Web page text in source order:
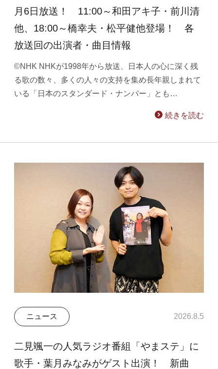
月6日放送！ 11:00～和田アキ子・前川清
他、18:00～橋幸夫・松平健他登場！ 各
放送回の出演者・曲目情報
©NHK NHKが1998年から放送、日本人の心に深く残
る歌の数々、多くの人々の支持を集め長年親しまれて
いる「日本のスタンダード・ナンバー」とも…
続きを読む
ニュース 2026.8.5
二見颯一の人気ラジオ番組「やまステ」に
歌手・葉月みなみがゲスト出演！ 新曲